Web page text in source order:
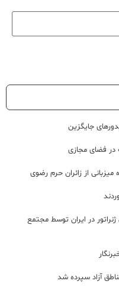
جایگزین
از زائران حرم رضوی
روتور ۲۰۰ مگاواتی ژنراتور در ایران توسط مجتمع
آزاد سپرده شد